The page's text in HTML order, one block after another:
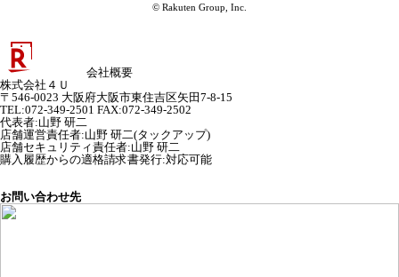
© Rakuten Group, Inc.
会社概要
株式会社４Ｕ
〒546-0023 大阪府大阪市東住吉区矢田7-8-15
TEL:072-349-2501 FAX:072-349-2502
代表者:山野 研二
店舗運営責任者:山野 研二(タックアップ)
店舗セキュリティ責任者:山野 研二
購入履歴からの適格請求書発行:対応可能
お問い合わせ先